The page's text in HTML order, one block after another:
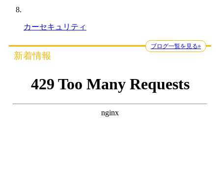
カーセキュリティ
新着情報
ブログ一覧を見る»